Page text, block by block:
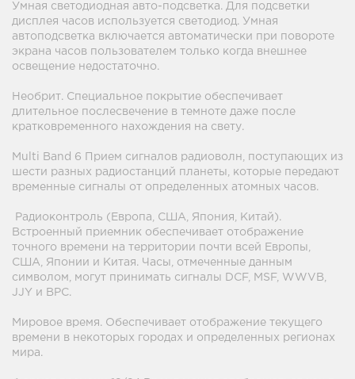
Умная светодиодная авто-подсветка. Для подсветки
дисплея часов используется светодиод. Умная
автоподсветка включается автоматически при повороте
экрана часов пользователем только когда внешнее
освещение недостаточно.
Необрит. Специальное покрытие обеспечивает
длительное послесвечение в темноте даже после
кратковременного нахождения на свету.
Multi Band 6 Прием сигналов радиоволн, поступающих из
шести разных радиостанций планеты, которые передают
временные сигналы от определенных атомных часов.
Радиоконтроль (Европа, США, Япония, Китай).
Встроенный приемник обеспечивает отображение
точного времени на территории почти всей Европы,
США, Японии и Китая. Часы, отмеченные данным
символом, могут принимать сигналы DCF, MSF, WWVB,
JJY и BPC.
Мировое время. Обеспечивает отображение текущего
времени в некоторых городах и определенных регионах
мира.